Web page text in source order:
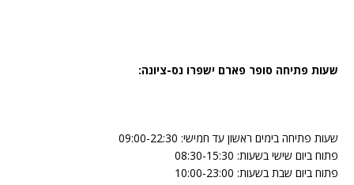
שעות פתיחה סופר פארם ישפרו נס-ציונה:
שעות פתיחה בימים ראשון עד חמישי: 09:00-22:30
פתוח ביום שישי בשעות: 08:30-15:30
פתוח ביום שבת בשעות: 10:00-23:00